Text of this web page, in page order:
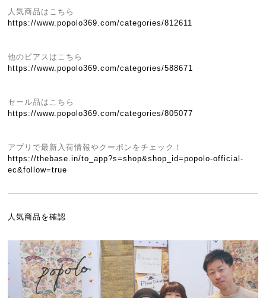
人気商品はこちら
https://www.popolo369.com/categories/812611
他のピアスはこちら
https://www.popolo369.com/categories/588671
セール品はこちら
https://www.popolo369.com/categories/805077
アプリで最新入荷情報やクーポンをチェック！
https://thebase.in/to_app?s=shop&shop_id=popolo-official-
ec&follow=true
人気商品を確認